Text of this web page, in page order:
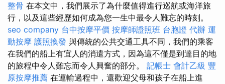
整骨 在本文中，我們展示了為什麼值得進行巡航或海洋旅
行，以及這些經歷如何成為您一生中最令人難忘的時刻。
seo company 台中按摩平價 按摩師證照班 台胞證 代辦 運
動按摩 護照換發 與傳統的公共交通工具不同，我們的乘客
在我們的船上有宜人的消遣方式，因為這不僅是到達目的地
的旅程中令人難忘而令人興奮的部分。 記帳士 會計乙級 豐
原按摩推薦 在運輸過程中，還歡迎父母和孩子在船上進